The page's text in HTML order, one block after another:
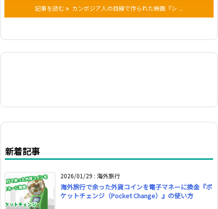
記事を読む カンボジア人の目線で作られた映画『シ ...
新着記事
2026/01/29 : 海外旅行
海外旅行で余った外貨コインを電子マネーに換金『ポ
ケットチェンジ（Pocket Change）』の使い方